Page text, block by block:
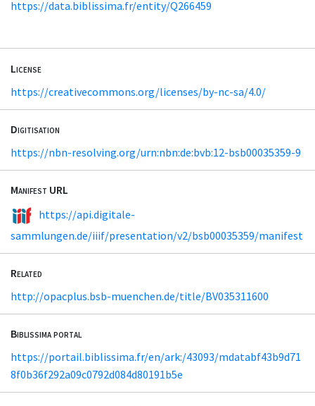
https://data.biblissima.fr/entity/Q266459
License
https://creativecommons.org/licenses/by-nc-sa/4.0/
Digitisation
https://nbn-resolving.org/urn:nbn:de:bvb:12-bsb00035359-9
Manifest URL
https://api.digitale-
sammlungen.de/iiif/presentation/v2/bsb00035359/manifest
Related
http://opacplus.bsb-muenchen.de/title/BV035311600
Biblissima portal
https://portail.biblissima.fr/en/ark:/43093/mdatabf43b9d71
8f0b36f292a09c0792d084d80191b5e